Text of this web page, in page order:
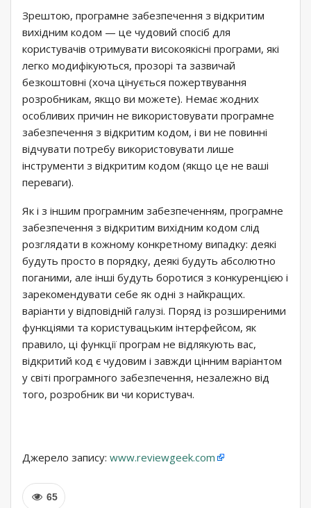
Зрештою, програмне забезпечення з відкритим
вихідним кодом — це чудовий спосіб для
користувачів отримувати високоякісні програми, які
легко модифікуються, прозорі та зазвичай
безкоштовні (хоча цінується пожертвування
розробникам, якщо ви можете). Немає жодних
особливих причин не використовувати програмне
забезпечення з відкритим кодом, і ви не повинні
відчувати потребу використовувати лише
інструменти з відкритим кодом (якщо це не ваші
переваги).
Як і з іншим програмним забезпеченням, програмне
забезпечення з відкритим вихідним кодом слід
розглядати в кожному конкретному випадку: деякі
будуть просто в порядку, деякі будуть абсолютно
поганими, але інші будуть боротися з конкуренцією і
зарекомендувати себе як одні з найкращих.
варіанти у відповідній галузі. Поряд із розширеними
функціями та користувацьким інтерфейсом, як
правило, ці функції програм не відлякують вас,
відкритий код є чудовим і завжди цінним варіантом
у світі програмного забезпечення, незалежно від
того, розробник ви чи користувач.
Джерело запису: www.reviewgeek.com
65